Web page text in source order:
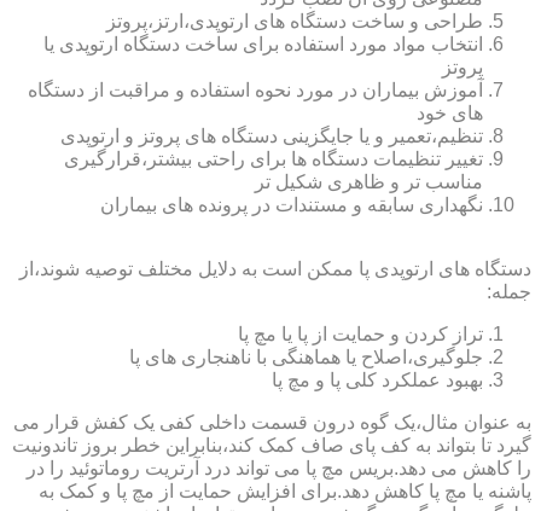
طراحی و ساخت دستگاه های ارتوپدی،ارتز،پروتز
انتخاب مواد مورد استفاده برای ساخت دستگاه ارتوپدی یا
پروتز
آموزش بیماران در مورد نحوه استفاده و مراقبت از دستگاه
های خود
تنظیم،تعمیر و یا جایگزینی دستگاه های پروتز و ارتوپدی
تغییر تنظیمات دستگاه ها برای راحتی بیشتر،قرارگیری
مناسب تر و ظاهری شکیل تر
نگهداری سابقه و مستندات در پرونده های بیماران
دستگاه های ارتوپدی پا ممکن است به دلایل مختلف توصیه شوند،از
جمله:
تراز کردن و حمایت از پا یا مچ پا
جلوگیری،اصلاح یا هماهنگی با ناهنجاری های پا
بهبود عملکرد کلی پا و مچ پا
به عنوان مثال،یک گوه درون قسمت داخلی کفی یک کفش قرار می
گیرد تا بتواند به کف پای صاف کمک کند،بنابراین خطر بروز تاندونیت
را کاهش می دهد.بریس مچ پا می تواند درد آرتریت روماتوئید را در
پاشنه یا مچ پا کاهش دهد.برای افزایش حمایت از مچ پا و کمک به